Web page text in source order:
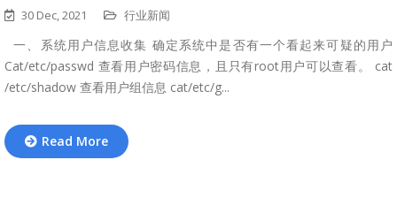
30 Dec, 2021 行业新闻
一、系统用户信息收集 确定系统中是否有一个看起来可疑的用户
Cat/etc/passwd 查看用户密码信息，且只有root用户可以查看。 cat
/etc/shadow 查看用户组信息 cat/etc/g...
Read More